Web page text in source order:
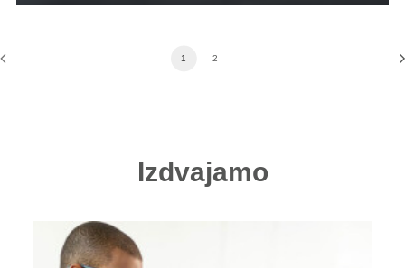
1 2
Izdvajamo